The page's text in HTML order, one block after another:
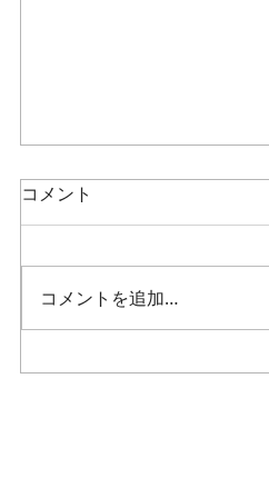
季の詞歳時記「蝉の殻」
コメント
コメントを追加…